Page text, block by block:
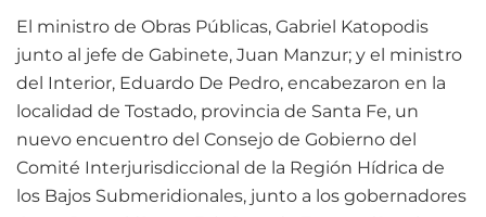
El ministro de Obras Públicas, Gabriel Katopodis
junto al jefe de Gabinete, Juan Manzur; y el ministro
del Interior, Eduardo De Pedro, encabezaron en la
localidad de Tostado, provincia de Santa Fe, un
nuevo encuentro del Consejo de Gobierno del
Comité Interjurisdiccional de la Región Hídrica de
los Bajos Submeridionales, junto a los gobernadores